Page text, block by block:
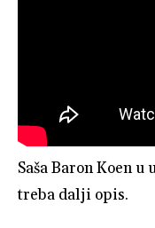
Saša Baron Koen
treba dalji opis.